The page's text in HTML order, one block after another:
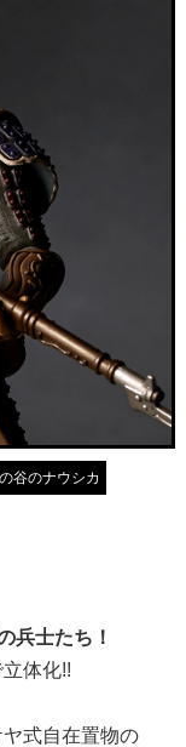
谷のナウシカ
兵士たち！
体化!!
式自在置物の